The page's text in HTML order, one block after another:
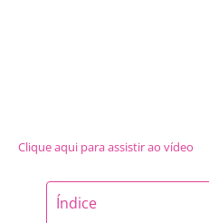
Clique aqui para assistir ao vídeo
Índice